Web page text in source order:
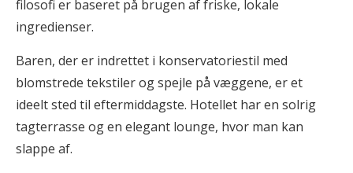
filosofi er baseret på brugen af friske, lokale
ingredienser.
Baren, der er indrettet i konservatoriestil med
blomstrede tekstiler og spejle på væggene, er et
ideelt sted til eftermiddagste. Hotellet har en solrig
tagterrasse og en elegant lounge, hvor man kan
slappe af.